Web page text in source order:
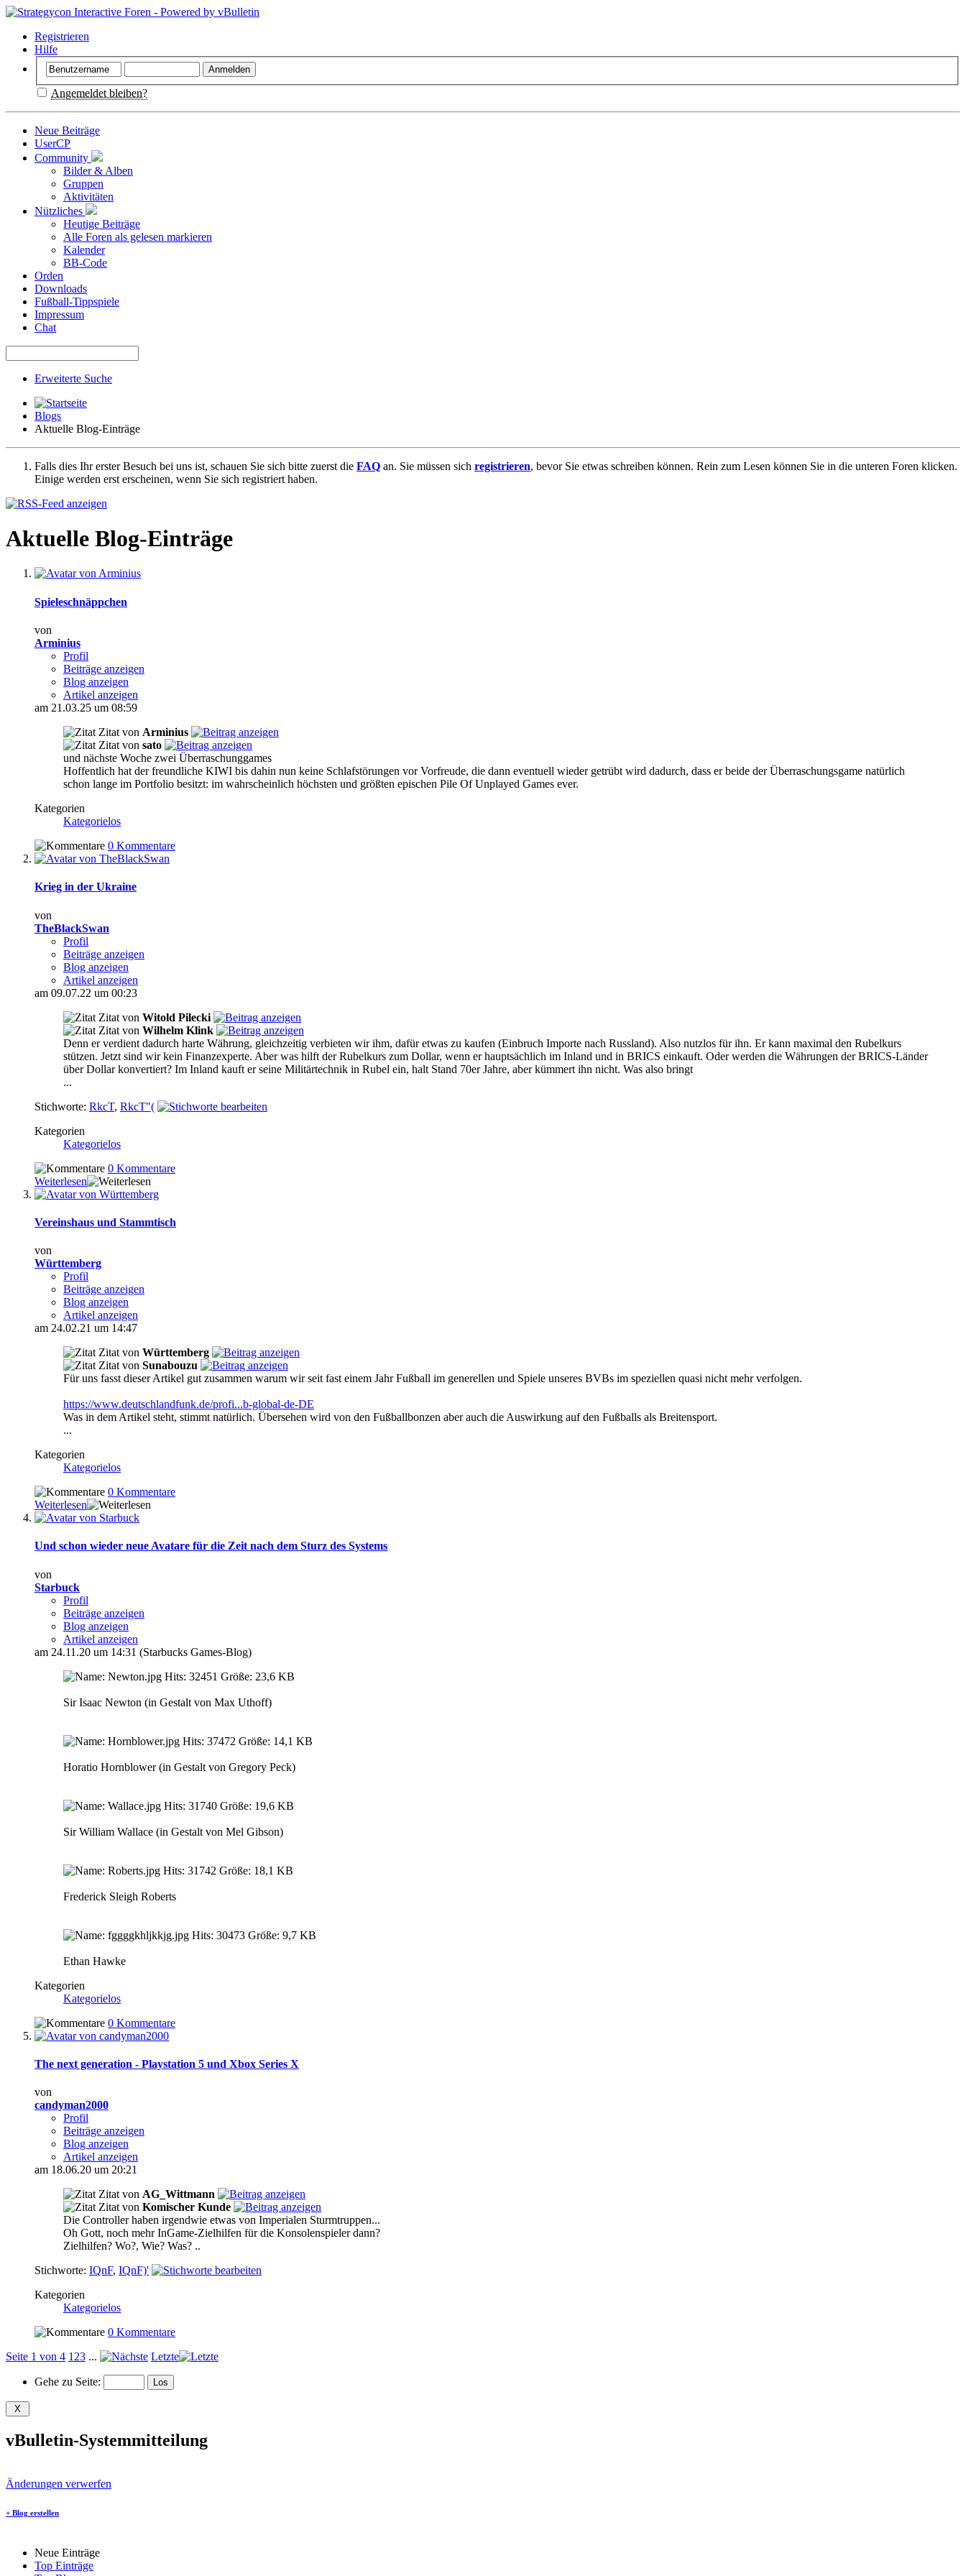
Registrieren
Hilfe
Angemeldet bleiben?
Neue Beiträge
UserCP
Community
Bilder & Alben
Gruppen
Aktivitäten
Nützliches
Heutige Beiträge
Alle Foren als gelesen markieren
Kalender
BB-Code
Orden
Downloads
Fußball-Tippspiele
Impressum
Chat
Erweiterte Suche
Blogs
Aktuelle Blog-Einträge
Falls dies Ihr erster Besuch bei uns ist, schauen Sie sich bitte zuerst die FAQ an. Sie müssen sich registrieren, bevor Sie etwas schreiben können. Rein zum Lesen können Sie in die unteren Foren klicken.
Einige werden erst erscheinen, wenn Sie sich registriert haben.
Aktuelle Blog-Einträge
Spieleschnäppchen
von
Arminius
Profil
Beiträge anzeigen
Blog anzeigen
Artikel anzeigen
am 21.03.25 um 08:59
Zitat von Arminius
Zitat von sato
und nächste Woche zwei Überraschunggames
Hoffentlich hat der freundliche KIWI bis dahin nun keine Schlafstörungen vor Vorfreude, die dann eventuell wieder getrübt wird dadurch, dass er beide der Überraschungsgame natürlich
schon lange im Portfolio besitzt: im wahrscheinlich höchsten und größten epischen Pile Of Unplayed Games ever.
Kategorien
Kategorielos
0 Kommentare
Krieg in der Ukraine
von
TheBlackSwan
Profil
Beiträge anzeigen
Blog anzeigen
Artikel anzeigen
am 09.07.22 um 00:23
Zitat von Witold Pilecki
Zitat von Wilhelm Klink
Denn er verdient dadurch harte Währung, gleichzeitig verbieten wir ihm, dafür etwas zu kaufen (Einbruch Importe nach Russland). Also nutzlos für ihn. Er kann maximal den Rubelkurs
stützen. Jetzt sind wir kein Finanzexperte. Aber was hilft der Rubelkurs zum Dollar, wenn er hauptsächlich im Inland und in BRICS einkauft. Oder werden die Währungen der BRICS-Länder
über Dollar konvertiert? Im Inland kauft er seine Militärtechnik in Rubel ein, halt Stand 70er Jahre, aber kümmert ihn nicht. Was also bringt
...
Stichworte: RkcT, RkcT"(
Kategorien
Kategorielos
0 Kommentare
Weiterlesen
Vereinshaus und Stammtisch
von
Württemberg
Profil
Beiträge anzeigen
Blog anzeigen
Artikel anzeigen
am 24.02.21 um 14:47
Zitat von Württemberg
Zitat von Sunabouzu
Für uns fasst dieser Artikel gut zusammen warum wir seit fast einem Jahr Fußball im generellen und Spiele unseres BVBs im speziellen quasi nicht mehr verfolgen.
https://www.deutschlandfunk.de/profi...b-global-de-DE
Was in dem Artikel steht, stimmt natürlich. Übersehen wird von den Fußballbonzen aber auch die Auswirkung auf den Fußballs als Breitensport.
...
Kategorien
Kategorielos
0 Kommentare
Weiterlesen
Und schon wieder neue Avatare für die Zeit nach dem Sturz des Systems
von
Starbuck
Profil
Beiträge anzeigen
Blog anzeigen
Artikel anzeigen
am 24.11.20 um 14:31 (Starbucks Games-Blog)
Sir Isaac Newton (in Gestalt von Max Uthoff)
Horatio Hornblower (in Gestalt von Gregory Peck)
Sir William Wallace (in Gestalt von Mel Gibson)
Frederick Sleigh Roberts
Ethan Hawke
Kategorien
Kategorielos
0 Kommentare
The next generation - Playstation 5 und Xbox Series X
von
candyman2000
Profil
Beiträge anzeigen
Blog anzeigen
Artikel anzeigen
am 18.06.20 um 20:21
Zitat von AG_Wittmann
Zitat von Komischer Kunde
Die Controller haben irgendwie etwas von Imperialen Sturmtruppen...
Oh Gott, noch mehr InGame-Zielhilfen für die Konsolenspieler dann?
Zielhilfen? Wo?, Wie? Was? ..
Stichworte: IQnF, IQnF)'
Kategorien
Kategorielos
0 Kommentare
Seite 1 von 4 1 23 ... Letzte
Gehe zu Seite:
vBulletin-Systemmitteilung
Änderungen verwerfen
+ Blog erstellen
Neue Einträge
Top Einträge